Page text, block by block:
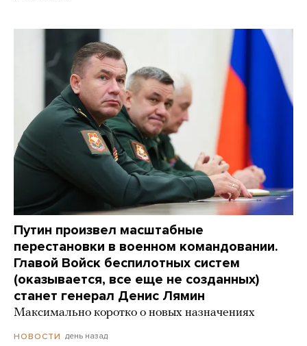
Путин произвел масштабные
перестановки в военном командовании.
Главой Войск беспилотных систем
(оказывается, все еще не созданных)
станет генерал Денис Лямин
Максимально коротко о новых назначениях
НОВОСТИ день назад